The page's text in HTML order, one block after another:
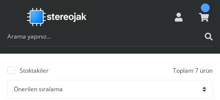
Stoktakiler Toplam 7 ürün